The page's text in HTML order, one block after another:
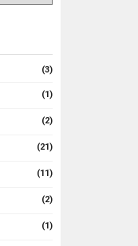
(3)
(1)
(2)
(21)
(11)
(2)
(1)